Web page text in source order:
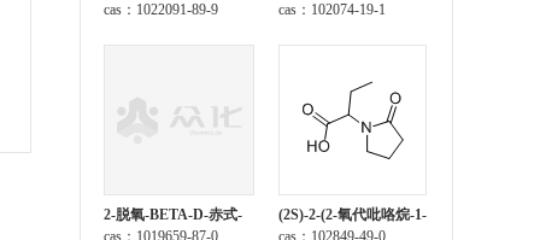
甲酯
cas：1022091-89-9
cas：102074-19-1
2-脱氧-BETA-D-赤式-
呋喃戊糖 1-乙酸酯 3,5-
cas：1019659-87-0
(2S)-2-(2-氧代吡咯烷-1-
基)丁酸
cas：102849-49-0